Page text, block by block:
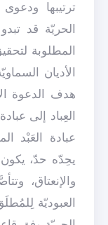
ترتيبها
الحريّة قد
المطلوبة
الأديان
هدف الدعوة
العِباد إلى
عبادة العَبْد
يحِدّه حدّ،
والإنعتاق،
العبوديّة